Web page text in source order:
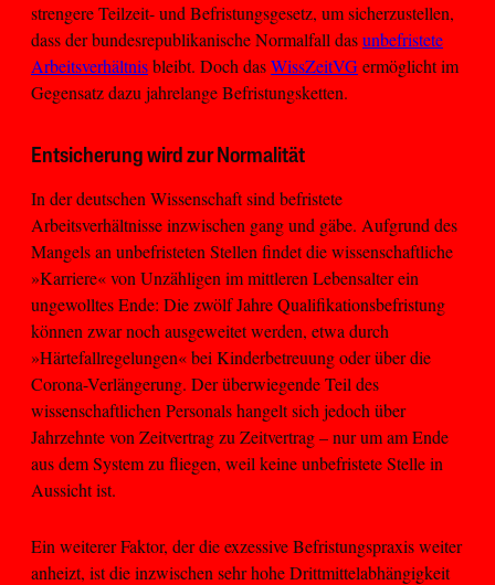
strengere Teilzeit- und Befristungsgesetz, um sicherzustellen,
dass der bundesrepublikanische Normalfall dasunbefristete
Arbeitsverhältnisbleibt. Doch dasWissZeitVGermöglicht im
Gegensatz dazu jahrelange Befristungsketten.
Entsicherung wird zur Normalität
In der deutschen Wissenschaft sind befristete
Arbeitsverhältnisse inzwischen gang und gäbe. Aufgrund des
Mangels an unbefristeten Stellen findet die wissenschaftliche
»Karriere« von Unzähligen im mittleren Lebensalter ein
ungewolltes Ende: Die zwölf Jahre Qualifikationsbefristung
können zwar noch ausgeweitet werden, etwa durch
»Härtefallregelungen« bei Kinderbetreuung oder über die
Corona-Verlängerung. Der überwiegende Teil des
wissenschaftlichen Personals hangelt sich jedoch über
Jahrzehnte von Zeitvertrag zu Zeitvertrag – nur um am Ende
aus dem System zu fliegen, weil keine unbefristete Stelle in
Aussicht ist.
Ein weiterer Faktor, der die exzessive Befristungspraxis weiter
anheizt, ist die inzwischen sehr hohe Drittmittelabhängigkeit